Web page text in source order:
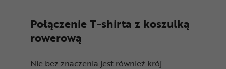
Połączenie T-shirta z koszulką
rowerową
Nie bez znaczenia jest również krój